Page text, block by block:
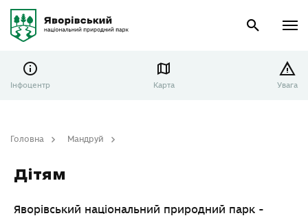
Інфоцентр Карта Увага
Головна Мандруй
Дітям
Яворівський національний природний парк -